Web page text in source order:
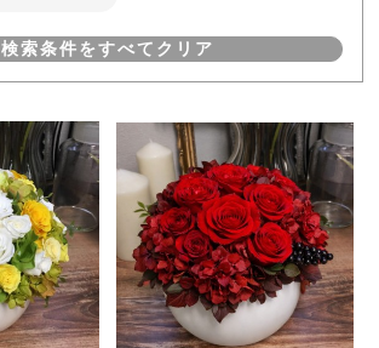
検索条件をすべてクリア